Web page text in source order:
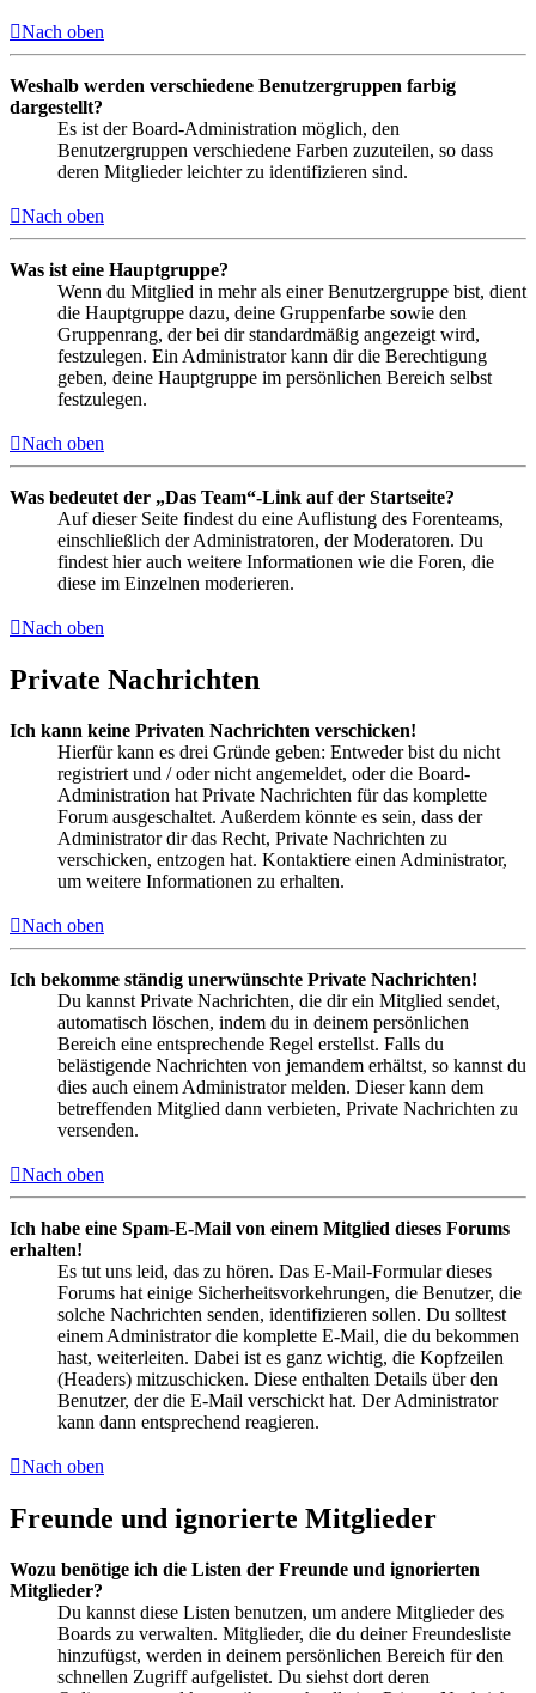
Nach oben
Weshalb werden verschiedene Benutzergruppen farbig
dargestellt?
Es ist der Board-Administration möglich, den
Benutzergruppen verschiedene Farben zuzuteilen, so dass
deren Mitglieder leichter zu identifizieren sind.
Nach oben
Was ist eine Hauptgruppe?
Wenn du Mitglied in mehr als einer Benutzergruppe bist, dient
die Hauptgruppe dazu, deine Gruppenfarbe sowie den
Gruppenrang, der bei dir standardmäßig angezeigt wird,
festzulegen. Ein Administrator kann dir die Berechtigung
geben, deine Hauptgruppe im persönlichen Bereich selbst
festzulegen.
Nach oben
Was bedeutet der „Das Team“-Link auf der Startseite?
Auf dieser Seite findest du eine Auflistung des Forenteams,
einschließlich der Administratoren, der Moderatoren. Du
findest hier auch weitere Informationen wie die Foren, die
diese im Einzelnen moderieren.
Nach oben
Private Nachrichten
Ich kann keine Privaten Nachrichten verschicken!
Hierfür kann es drei Gründe geben: Entweder bist du nicht
registriert und / oder nicht angemeldet, oder die Board-
Administration hat Private Nachrichten für das komplette
Forum ausgeschaltet. Außerdem könnte es sein, dass der
Administrator dir das Recht, Private Nachrichten zu
verschicken, entzogen hat. Kontaktiere einen Administrator,
um weitere Informationen zu erhalten.
Nach oben
Ich bekomme ständig unerwünschte Private Nachrichten!
Du kannst Private Nachrichten, die dir ein Mitglied sendet,
automatisch löschen, indem du in deinem persönlichen
Bereich eine entsprechende Regel erstellst. Falls du
belästigende Nachrichten von jemandem erhältst, so kannst du
dies auch einem Administrator melden. Dieser kann dem
betreffenden Mitglied dann verbieten, Private Nachrichten zu
versenden.
Nach oben
Ich habe eine Spam-E-Mail von einem Mitglied dieses Forums
erhalten!
Es tut uns leid, das zu hören. Das E-Mail-Formular dieses
Forums hat einige Sicherheitsvorkehrungen, die Benutzer, die
solche Nachrichten senden, identifizieren sollen. Du solltest
einem Administrator die komplette E-Mail, die du bekommen
hast, weiterleiten. Dabei ist es ganz wichtig, die Kopfzeilen
(Headers) mitzuschicken. Diese enthalten Details über den
Benutzer, der die E-Mail verschickt hat. Der Administrator
kann dann entsprechend reagieren.
Nach oben
Freunde und ignorierte Mitglieder
Wozu benötige ich die Listen der Freunde und ignorierten
Mitglieder?
Du kannst diese Listen benutzen, um andere Mitglieder des
Boards zu verwalten. Mitglieder, die du deiner Freundesliste
hinzufügst, werden in deinem persönlichen Bereich für den
schnellen Zugriff aufgelistet. Du siehst dort deren